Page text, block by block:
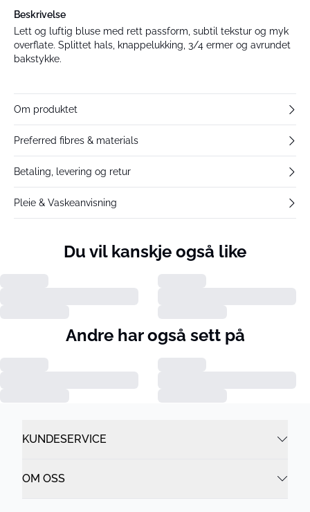
Beskrivelse
Lett og luftig bluse med rett passform, subtil tekstur og myk
overflate. Splittet hals, knappelukking, 3/4 ermer og avrundet
bakstykke.
Om produktet
Preferred fibres & materials
Betaling, levering og retur
Pleie & Vaskeanvisning
Du vil kanskje også like
Andre har også sett på
KUNDESERVICE
OM OSS